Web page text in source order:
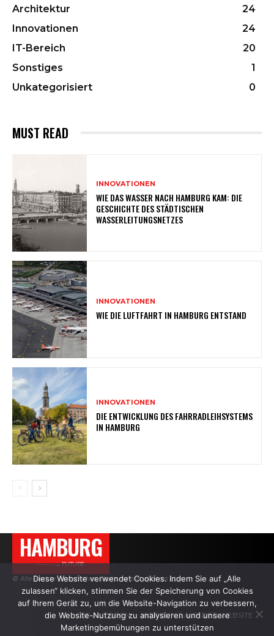
Architektur
24
Innovationen
24
IT-Bereich
20
Sonstiges
1
Unkategorisiert
0
MUST READ
INNOVATIONEN
WIE DAS WASSER NACH HAMBURG KAM: DIE
GESCHICHTE DES STÄDTISCHEN
WASSERLEITUNGSNETZES
INNOVATIONEN
WIE DIE LUFTFAHRT IN HAMBURG ENTSTAND
INNOVATIONEN
DIE ENTWICKLUNG DES FAHRRADLEIHSYSTEMS
IN HAMBURG
HAMBURG
———→ FUTURE
© Alle Rechte vorbehalten. Zitate nur mit aktivem Link.
DIE AUTOREN WERBUNG AUF DER WEBSITE
Diese Website verwendet Cookies. Indem Sie auf „Alle
zulassen“ klicken, stimmen Sie der Speicherung von Cookies
auf Ihrem Gerät zu, um die Website-Navigation zu verbessern,
die Website-Nutzung zu analysieren und unsere
Marketingbemühungen zu unterstützen